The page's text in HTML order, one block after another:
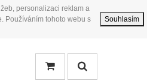
personalizaci reklam a
Používáním tohoto webu s
Souhlasím